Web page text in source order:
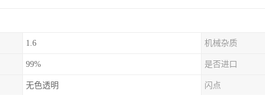
1.6 机械杂质
99% 是否进口
无色透明 闪点